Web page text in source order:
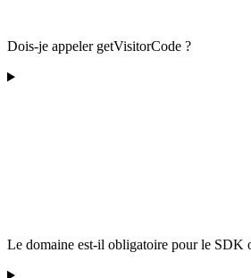
Dois-je appeler getVisitorCode ?
Le domaine est-il obligatoire pour le SDK